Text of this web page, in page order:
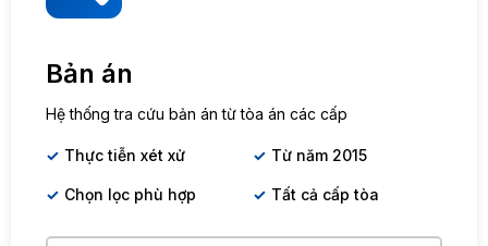
Bản án
Hệ thống tra cứu bản án từ tòa án các cấp
Thực tiễn xét xử
Chọn lọc phù hợp
Từ năm 2015
Tất cả cấp tòa